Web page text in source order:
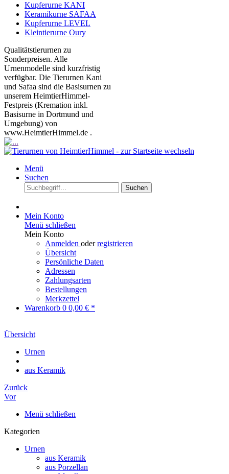
Kupferurne KANI
Keramikurne SAFAA
Kupferurne LEVEL
Kleintierurne Oury
Qualitätstierurnen zu
Sonderpreisen. Alle
Urnenmodelle sind kurzfristig
verfügbar. Die Tierurnen Kani
und Safaa sind die Basisurnen zu
unserem HeimtierHimmel-
Festpreis (Kremation inkl.
Basisurne in Dortmund und
Umgebung) von
www.HeimtierHimmel.de .
Menü
Suchen
Suchen
Mein Konto
Menü schließen
Mein Konto
Anmelden oderregistrieren
Übersicht
Persönliche Daten
Adressen
Zahlungsarten
Bestellungen
Merkzettel
Warenkorb 0 0,00 € *
Übersicht
Urnen
aus Keramik
Zurück
Vor
Menü schließen
Kategorien
Urnen
aus Keramik
aus Porzellan